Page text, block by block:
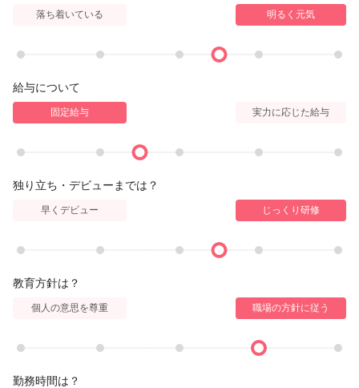
落ち着いている 明るく元気
給与について
固定給与 実力に応じた給与
独り立ち・デビューまでは？
早くデビュー じっくり研修
教育方針は？
個人の意思を尊重 職場の方針に従う
勤務時間は？